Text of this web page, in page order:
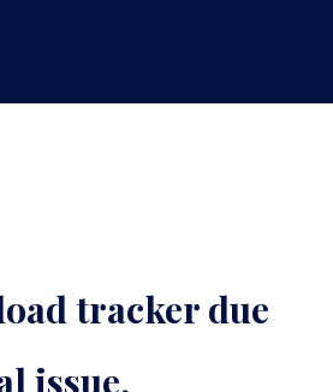
tracker due
issue.